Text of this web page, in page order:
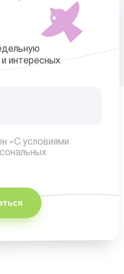
интересных
«С условиями